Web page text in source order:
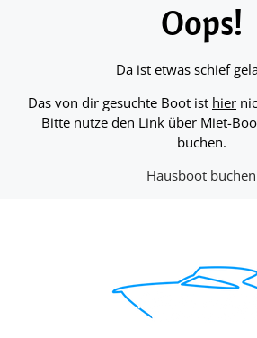
Oops!
Da ist etwas schief
Das von dir gesuchte Boot ist hier
Bitte nutze den Link über Miet-
buchen.
Hausboot buchen